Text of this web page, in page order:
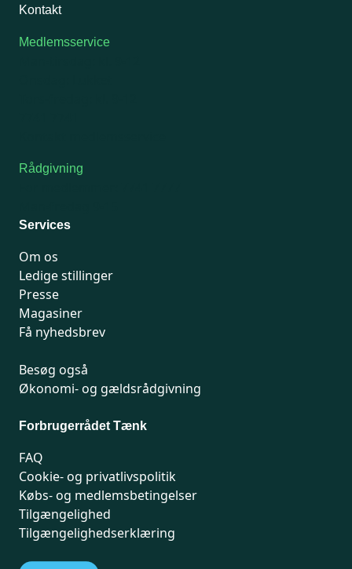
Kontakt
Medlemsservice
Rådgivning
Services
Om os
Ledige stillinger
Presse
Magasiner
Få nyhedsbrev
Besøg også
Økonomi- og gældsrådgivning
Forbrugerrådet Tænk
FAQ
Cookie- og privatlivspolitik
Købs- og medlemsbetingelser
Tilgængelighed
Tilgængelighedserklæring